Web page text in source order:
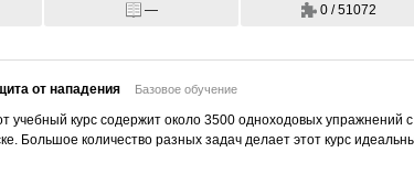
— 0 / 51072
от нападения Базовое обучение
учебный курс содержит около 3500 одноходовых упражнений
Большое количество разных задач делает этот курс